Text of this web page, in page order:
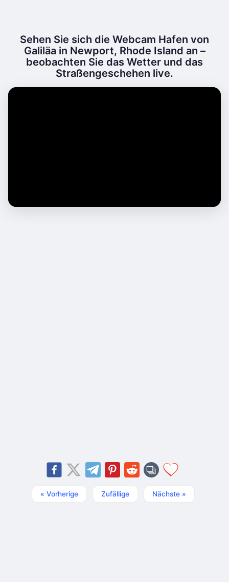
Sehen Sie sich die Webcam Hafen von
Galiläa in Newport, Rhode Island an –
beobachten Sie das Wetter und das
Straßengeschehen live.
« Vorherige Zufällige Nächste »